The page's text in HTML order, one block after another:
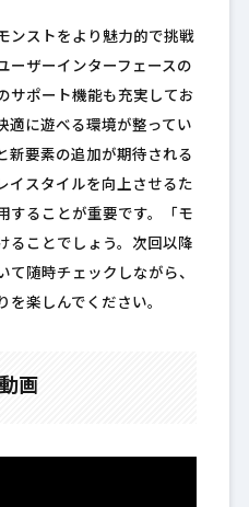
ンストをより魅力的で挑戦
ーザーインターフェースの
サポート機能も充実してお
適に遊べる環境が整ってい
新要素の追加が期待される
イスタイルを向上させるた
することが重要です。「モ
ることでしょう。次回以降
て随時チェックしながら、
を楽しんでください。
画